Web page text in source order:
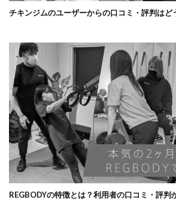
チキンジムのユーザーからの口コミ・評判はど
REGBODYの特徴とは？利用者の口コミ・評判